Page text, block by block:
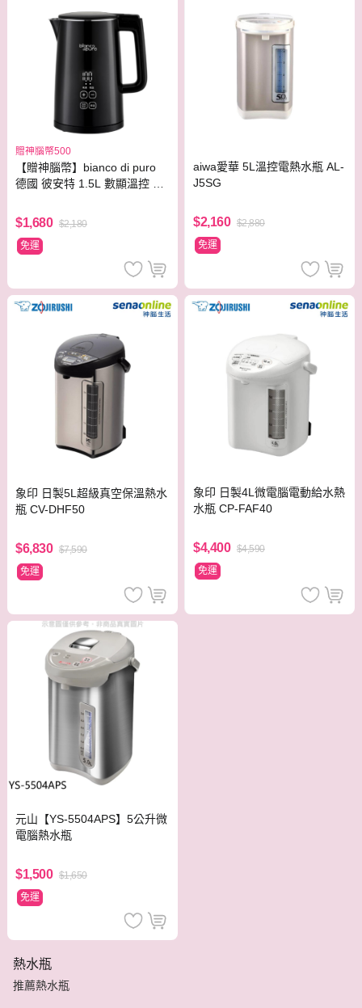
贈神腦幣500
【贈神腦幣】bianco di puro
德國 彼安特 1.5L 數顯溫控 電
$1,680 $2,180
免運
aiwa愛華 5L溫控電熱水瓶 AL-
J5SG
$2,160 $2,880
免運
象印 日製5L超級真空保溫熱水
瓶 CV-DHF50
$6,830 $7,590
免運
象印 日製4L微電腦電動給水熱
水瓶 CP-FAF40
$4,400 $4,590
免運
元山【YS-5504APS】5公升微
電腦熱水瓶
$1,500 $1,650
免運
熱水瓶
推薦熱水瓶